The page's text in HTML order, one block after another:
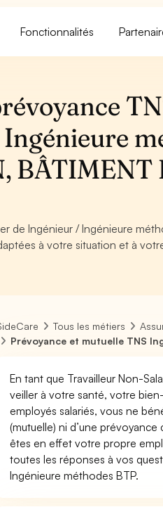
Fonctionnalités
BÂTIMENT
de Ingénieur / Ingénieure
à votre situation et à
Tous les métiers
Prévoyance et mutuelle TNS
En tant que Travailleur Non-
veiller à votre santé, votre
employés salariés, vous ne
(mutuelle) ni d’une
êtes en effet votre propre
toutes les réponses à vos
Ingénieure méthodes BTP.